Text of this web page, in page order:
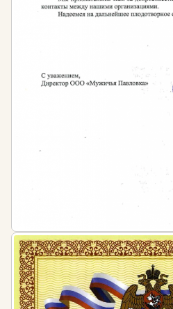
санитарных правил
переподготовки
гигиенического обучения
раза в 2 года.
Штраф за
Допуск к работе
административное
предусмотренное ч. 1 ст.
собой административную
штрафа для:
должностных лиц в
тысяч рублей